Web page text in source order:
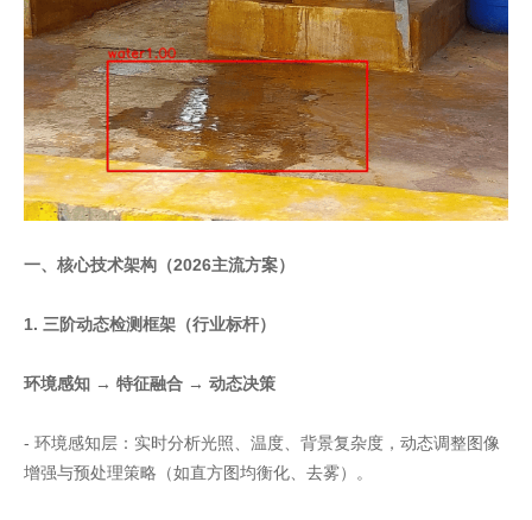
一、核心技术架构（2026主流方案）
1. 三阶动态检测框架（行业标杆）
环境感知 → 特征融合 → 动态决策
- 环境感知层：实时分析光照、温度、背景复杂度，动态调整图像
增强与预处理策略（如直方图均衡化、去雾）。